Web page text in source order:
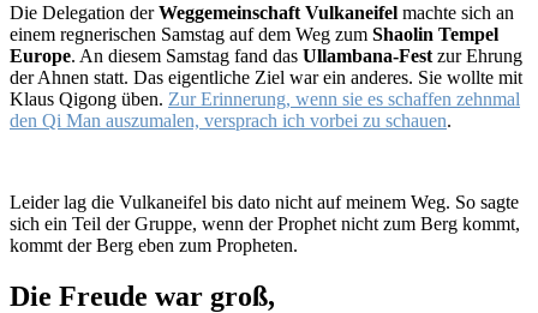
Die Delegation derWeggemeinschaft Vulkaneifel machte sich an
einem regnerischen Samstag auf dem Weg zum Shaolin Tempel
Europe. An diesem Samstag fand das Ullambana-Fest zur Ehrung
der Ahnen statt. Das eigentliche Ziel war ein anderes. Sie wollte mit
Klaus Qigong üben. Zur Erinnerung, wenn sie es schaffen zehnmal
den Qi Man auszumalen, versprach ich vorbei zu schauen.
Leider lag die Vulkaneifel bis dato nicht auf meinem Weg. So sagte
sich ein Teil der Gruppe, wenn der Prophet nicht zum Berg kommt,
kommt der Berg eben zum Propheten.
Die Freude war groß,